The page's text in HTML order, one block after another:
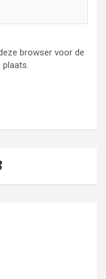
browser voor de
plaats.